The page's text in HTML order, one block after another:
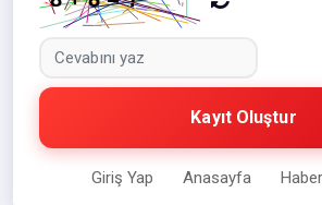
Kayıt Oluştur
Giriş Yap Anasayfa